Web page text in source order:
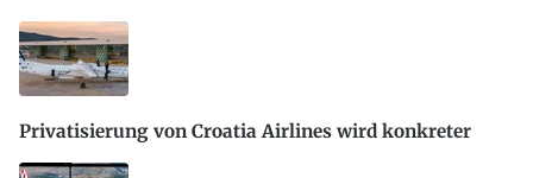
Privatisierung von Croatia Airlines wird konkreter